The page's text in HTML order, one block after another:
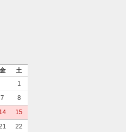
金
土
1
7
8
14
15
22